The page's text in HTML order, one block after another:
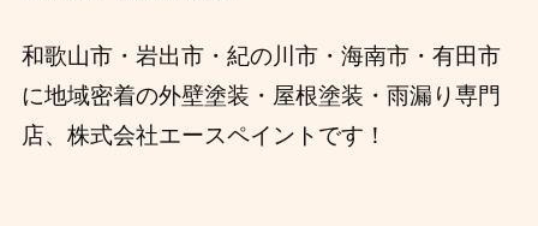
和歌山市・岩出市・紀の川市・海南市・有田市
に地域密着の外壁塗装・屋根塗装・雨漏り専門
店、株式会社エースペイントです！